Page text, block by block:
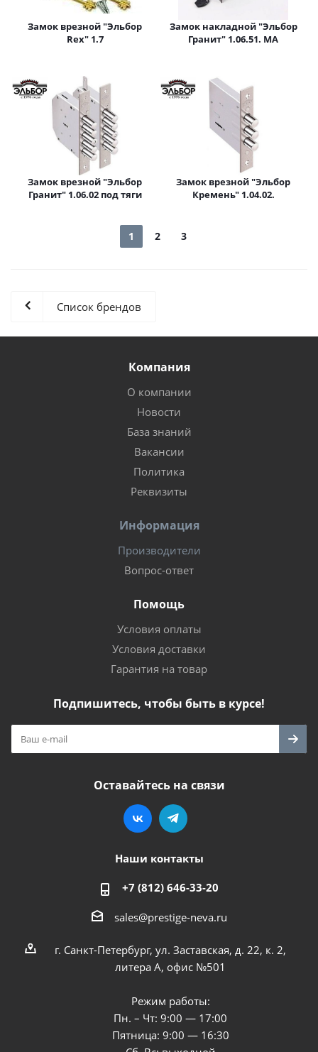
Замок врезной "Эльбор
Rex" 1.7
Замок накладной "Эльбор
Гранит" 1.06.51. МА
Замок врезной "Эльбор
Гранит" 1.06.02 под тяги
Замок врезной "Эльбор
Кремень" 1.04.02.
1 2 3
Список брендов
Компания
О компании
Новости
База знаний
Вакансии
Политика
Реквизиты
Информация
Производители
Вопрос-ответ
Помощь
Условия оплаты
Условия доставки
Гарантия на товар
Подпишитесь, чтобы быть в курсе!
Оставайтесь на связи
Наши контакты
+7 (812) 646-33-20
sales@prestige-neva.ru
г. Санкт-Петербург, ул. Заставская, д. 22, к. 2,
литера А, офис №501
Режим работы:
Пн. – Чт: 9:00 — 17:00
Пятница: 9:00 — 16:30